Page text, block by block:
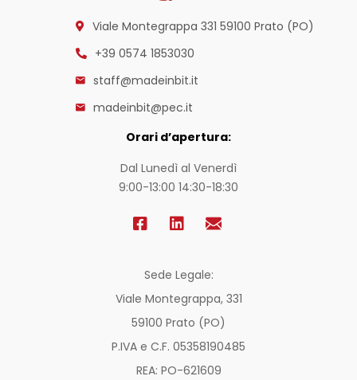
Viale Montegrappa 331 59100 Prato (PO)
+39 0574 1853030
staff@madeinbit.it
madeinbit@pec.it
Orari d’apertura:
Dal Lunedì al Venerdì
9:00-13:00 14:30-18:30
Sede Legale:
Viale Montegrappa, 331
59100 Prato (PO)
P.IVA e C.F. 05358190485
REA: PO-621609